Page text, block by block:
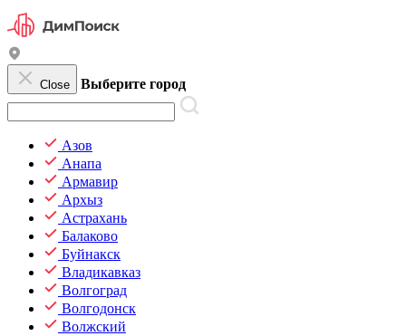
Close Выберите город
Азов
Анапа
Армавир
Архыз
Астрахань
Балаково
Буйнакск
Владикавказ
Волгоград
Волгодонск
Волжский